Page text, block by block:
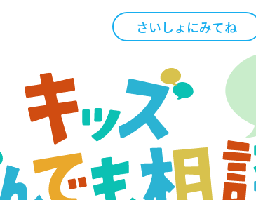
さいしょにみてね